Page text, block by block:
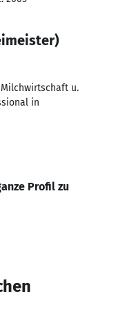
u.
in
Profil zu